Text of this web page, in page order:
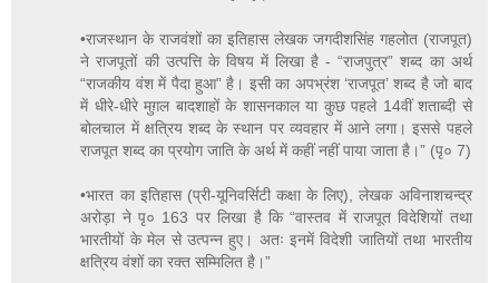
•राजस्थान के राजवंशों का इतिहास लेखक जगदीशसिंह गहलोत (राजपूत)
ने राजपूतों की उत्पत्ति के विषय में लिखा है - “राजपुत्र” शब्द का अर्थ
“राजकीय वंश में पैदा हुआ” है। इसी का अपभ्रंश ‘राजपूत’ शब्द है जो बाद
में धीरे-धीरे मुग़ल बादशाहों के शासनकाल या कुछ पहले 14वीं शताब्दी से
बोलचाल में क्षत्रिय शब्द के स्थान पर व्यवहार में आने लगा। इससे पहले
राजपूत शब्द का प्रयोग जाति के अर्थ में कहीं नहीं पाया जाता है।” (पृ० 7)
•भारत का इतिहास (प्री-यूनिवर्सिटी कक्षा के लिए), लेखक अविनाशचन्द्र
अरोड़ा ने पृ० 163 पर लिखा है कि “वास्तव में राजपूत विदेशियों तथा
भारतीयों के मेल से उत्पन्न हुए। अतः इनमें विदेशी जातियों तथा भारतीय
क्षत्रिय वंशों का रक्त सम्मिलित है।”